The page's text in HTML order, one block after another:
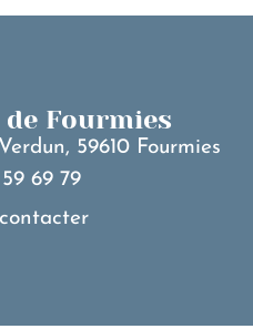
Fourmies
59610 Fourmies
69 79